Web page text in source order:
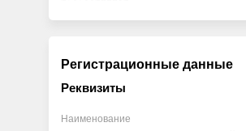
Регистрационные данные
Реквизиты
Наименование